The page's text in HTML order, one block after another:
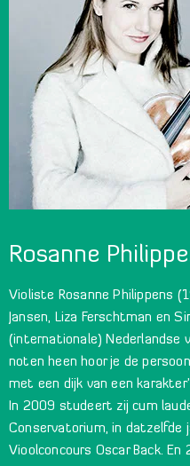
Rosanne
Violiste Rosanne Philippens
Jansen, Liza Ferschtman en
(internationale) Nederlandse
noten heen hoor je de
met een dijk van een
In 2009 studeert zij cum
Conservatorium, in datzelfde
Vioolconcours Oscar Back.